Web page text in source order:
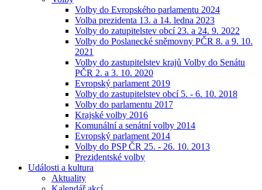
Volby do Evropského parlamentu 2024
Volba prezidenta 13. a 14. ledna 2023
Volby do zatupitelstev obcí 23. a 24. 9. 2022
Volby do Poslanecké sněmovny PČR 8. a 9. 10.
2021
Volby do zastupitelstev krajů Volby do Senátu
PČR 2. a 3. 10. 2020
Evropský parlament 2019
Volby do zastupitelstev obcí 5. - 6. 10. 2018
Volby do parlamentu 2017
Krajské volby 2016
Komunální a senátní volby 2014
Evropský parlament 2014
Volby do PSP ČR 25. - 26. 10. 2013
Prezidentské volby
Události a kultura
Aktuality